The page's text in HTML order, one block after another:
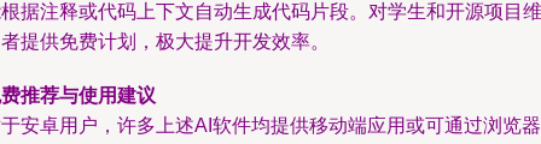
据注释或代码上下文自动生成代码片段。对学生和开源项目维
提供免费计划，极大提升开发效率。
推荐与使用建议
安卓用户，许多上述AI软件均提供移动端应用或可通过浏览器